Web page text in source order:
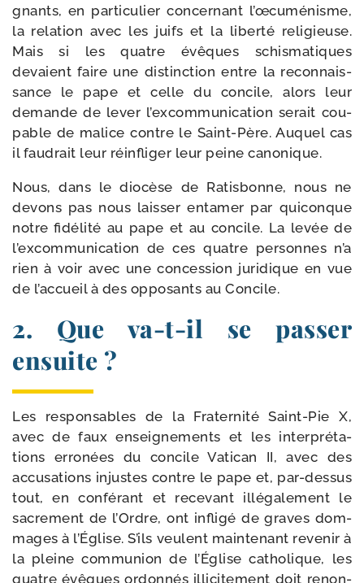
gnants, en par­ti­cu­lier concer­nant l’œ­cu­mé­nisme,
la rela­tion avec les juifs et la liber­té reli­gieuse.
Mais si les quatre évêques schis­ma­tiques
devaient faire une dis­tinc­tion entre la recon­nais­
sance le pape et celle du concile, alors leur
demande de lever l’ex­com­mu­ni­ca­tion serait cou­
pable de malice contre le Saint-​Père. Auquel cas
il fau­drait leur réin­fli­ger leur peine canonique.
Nous, dans le dio­cèse de Ratisbonne, nous ne
devons pas nous lais­ser enta­mer par qui­conque
notre fidé­li­té au pape et au concile. La levée de
l’excommunication de ces quatre per­sonnes n’a
rien à voir avec une conces­sion juri­dique en vue
de l’accueil à des oppo­sants au Concile.
2. Que va-​t-​il se passer
ensuite ?
Les res­pon­sables de la Fraternité Saint-​Pie X,
avec de faux ensei­gne­ments et les inter­pré­ta­
tions erro­nées du concile Vatican II, avec des
accu­sa­tions injustes contre le pape et, par-​dessus
tout, en confé­rant et rece­vant illé­ga­le­ment le
sacre­ment de l’Ordre, ont infli­gé de graves dom­
mages à l’Église. S’ils veulent main­te­nant reve­nir à
la pleine com­mu­nion de l’Église catho­lique, les
quatre évêques ordon­nés illi­ci­te­ment doit renon­